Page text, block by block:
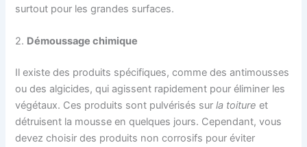
surtout pour les grandes surfaces.
2. Démoussage chimique
Il existe des produits spécifiques, comme des antimousses
ou des algicides, qui agissent rapidement pour éliminer les
végétaux. Ces produits sont pulvérisés surla toitureet
détruisent la mousse en quelques jours. Cependant, vous
devez choisir des produits non corrosifs pour éviter